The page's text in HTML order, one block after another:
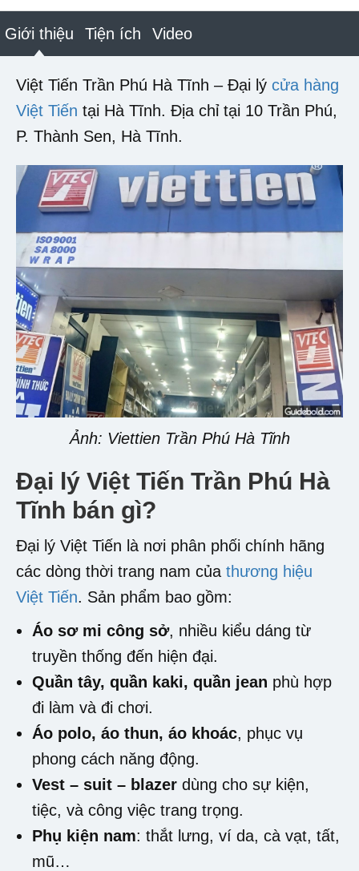
Giới thiệu Tiện ích Video
Việt Tiến Trần Phú Hà Tĩnh – Đại lý cửa hàng
Việt Tiến tại Hà Tĩnh. Địa chỉ tại 10 Trần Phú,
P. Thành Sen, Hà Tĩnh.
Ảnh: Viettien Trần Phú Hà Tĩnh
Đại lý Việt Tiến Trần Phú Hà
Tĩnh bán gì?
Đại lý Việt Tiến là nơi phân phối chính hãng
các dòng thời trang nam của thương hiệu
Việt Tiến. Sản phẩm bao gồm:
Áo sơ mi công sở, nhiều kiểu dáng từ
truyền thống đến hiện đại.
Quần tây, quần kaki, quần jean phù hợp
đi làm và đi chơi.
Áo polo, áo thun, áo khoác, phục vụ
phong cách năng động.
Vest – suit – blazer dùng cho sự kiện,
tiệc, và công việc trang trọng.
Phụ kiện nam: thắt lưng, ví da, cà vạt, tất,
mũ…